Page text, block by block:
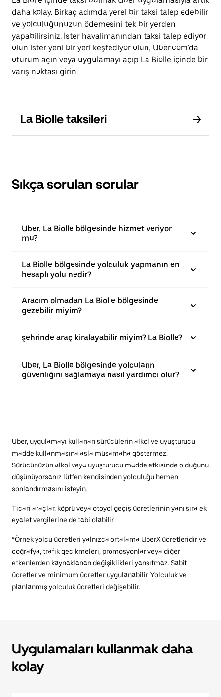
daha kolay. Birkaç adımda yerel bir taksi talep edebilir
ve yolculuğunuzun ödemesini tek bir yerden
yapabilirsiniz. İster havalimanından taksi talep ediyor
olun ister yeni bir yeri keşfediyor olun, Uber.com’da
oturum açın veya uygulamayı açıp La Biolle içinde bir
varış noktası girin.
La Biolle taksileri
Sıkça sorulan sorular
Uber, La Biolle bölgesinde hizmet veriyor
mu?
La Biolle bölgesinde yolculuk yapmanın en
hesaplı yolu nedir?
Aracım olmadan La Biolle bölgesinde
gezebilir miyim?
şehrinde araç kiralayabilir miyim? La Biolle?
Uber, La Biolle bölgesinde yolcuların
güvenliğini sağlamaya nasıl yardımcı olur?
Uber, uygulamayı kullanan sürücülerin alkol ve uyuşturucu
madde kullanmasına asla müsamaha göstermez.
Sürücünüzün alkol veya uyuşturucu madde etkisinde olduğunu
düşünüyorsanız lütfen kendisinden yolculuğu hemen
sonlandırmasını isteyin.
Ticari araçlar, köprü veya otoyol geçiş ücretlerinin yanı sıra ek
eyalet vergilerine de tabi olabilir.
*Örnek yolcu ücretleri yalnızca ortalama UberX ücretleridir ve
coğrafya, trafik gecikmeleri, promosyonlar veya diğer
etkenlerden kaynaklanan değişiklikleri yansıtmaz. Sabit
ücretler ve minimum ücretler uygulanabilir. Yolculuk ve
planlanmış yolculuk ücretleri değişebilir.
Uygulamaları kullanmak daha
kolay